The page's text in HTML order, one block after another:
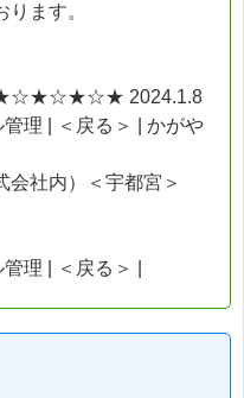
ます。
2024.1.8
管理 | ＜戻る＞ | かがや
会社内）＜宇都宮＞
理 | ＜戻る＞ |